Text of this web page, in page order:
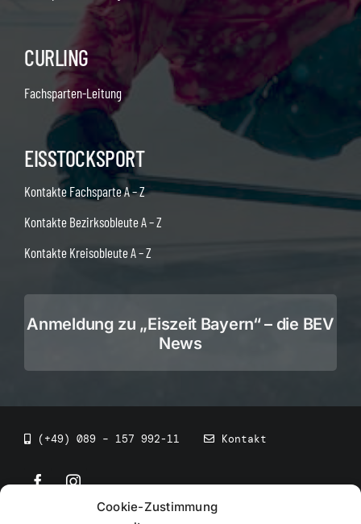
Cookie-Zustimmung
CURLING
Fachsparten-Leitung
EISSTOCKSPORT
Kontakte Fachsparte A – Z
Kontakte Bezirksobleute A – Z
Kontakte Kreisobleute A – Z
Anmeldung zu „Eiszeit Bayern“ – die BEV
News
(+49) 089 – 157 992-11 Kontakt
• BEV Bayerischer Eissportverband